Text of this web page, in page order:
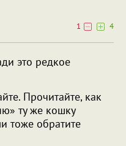
1
4
это редкое
Прочитайте, как
ту же кошку
тоже обратите